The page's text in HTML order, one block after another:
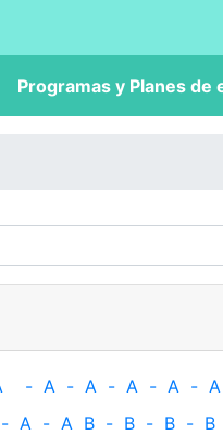
Programas y Planes de
- A - A - A - A - A
- A - A B - B - B - B